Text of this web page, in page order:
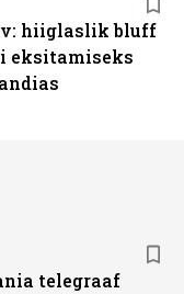
hiiglaslik bluff
eksitamiseks
telegraaf